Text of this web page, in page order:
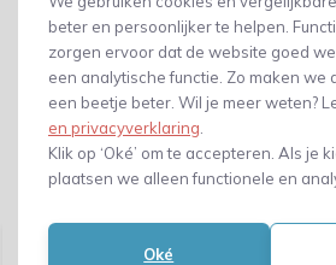
beter en persoonlijker te helpen.
zorgen ervoor dat de website goed
een analytische functie. Zo maken we
een beetje beter. Wil je meer weten?
en privacyverklaring
Klik op ‘Oké’ om te accepteren. Als je
plaatsen we alleen functionele en
Oké